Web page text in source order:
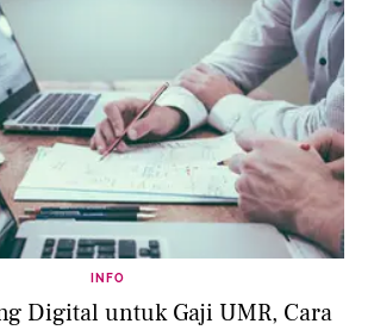
INFO
Digital untuk Gaji UMR, Cara